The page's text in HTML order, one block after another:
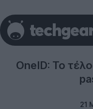
OneID: Το
21